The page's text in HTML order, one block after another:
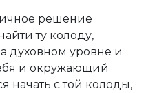
решение
ту колоду,
духовном уровне и
и окружающий
начать с той колоды,